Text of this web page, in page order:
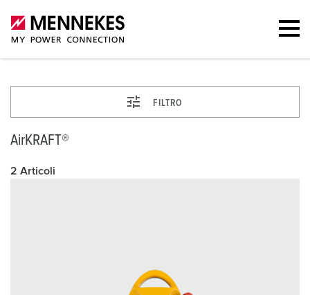
FILTRO
AirKRAFT®
2 Articoli